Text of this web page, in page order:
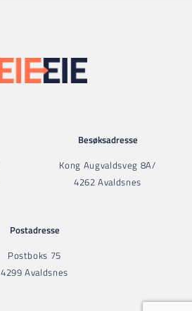
Besøksadresse
Kong Augvaldsveg 8A/
4262 Avaldsnes
Postadresse
Postboks 75
4299 Avaldsnes